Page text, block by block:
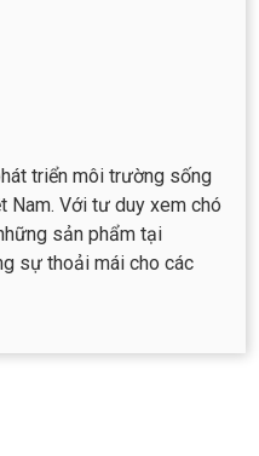
TƯ VẤN
triển môi trường sống
Nam. Với tư duy xem chó
sản phẩm tại
sự thoải mái cho các